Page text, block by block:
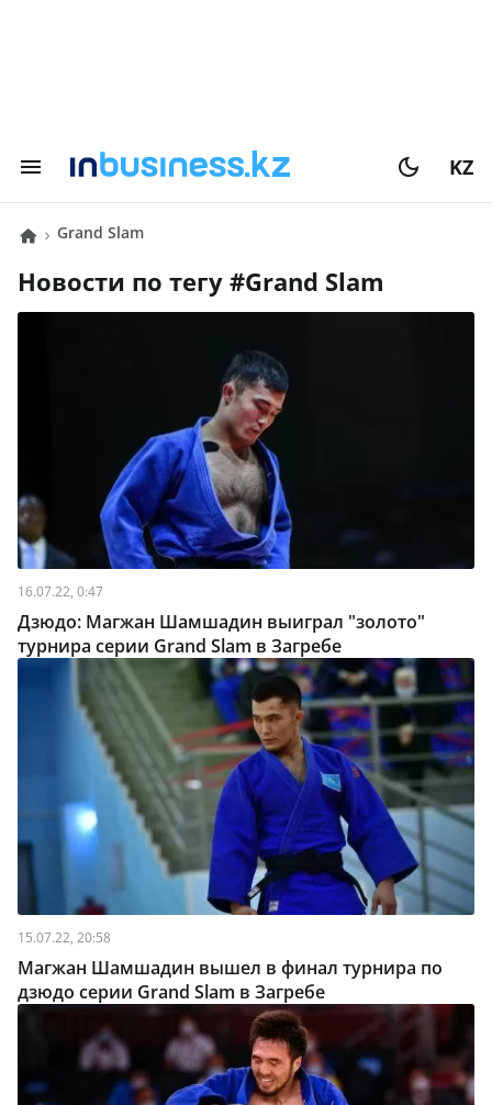
KZ
Grand Slam
Новости по тегу # Grand Slam
16.07.22, 0:47
Дзюдо: Магжан Шамшадин выиграл "золото"
турнира серии Grand Slam в Загребе
15.07.22, 20:58
Магжан Шамшадин вышел в финал турнира по
дзюдо серии Grand Slam в Загребе